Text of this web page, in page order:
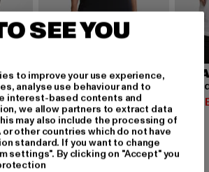
EUR 29,99 EUR
URBAN CLASSICS
Turtle Extended
14,10 EUR
Derzeitiger Preis: 14,10 EUR
29,99 EUR Aktionspreis: 29,99
20,00
ZU ALLEN TAGESANGEBOTEN
SEE YOU
to improve your use experience,
analyse use behaviour and to
interest-based contents and
we allow partners to extract data
may also include the processing of
or other countries which do not have
standard. If you want to change
settings". By clicking on "Accept" you